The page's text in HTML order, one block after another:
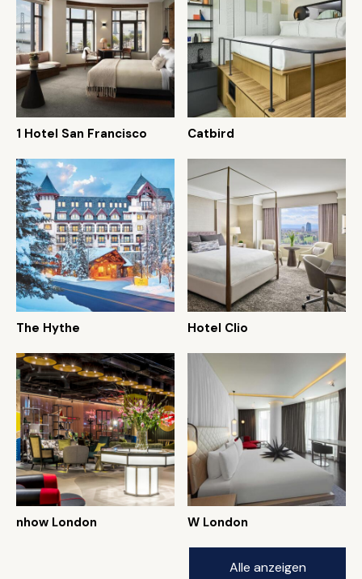
1 Hotel San Francisco Catbird
The Hythe Hotel Clio
nhow London W London
Alle anzeigen